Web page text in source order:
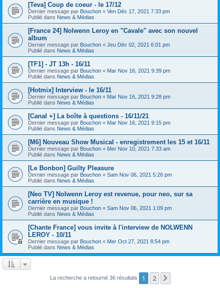
[Teva] Coup de coeur - le 17/12
Dernier message par Bouchon « Ven Déc 17, 2021 7:33 pm
Publié dans News & Médias
[France 24] Nolwenn Leroy en "Cavale" avec son nouvel
album
Dernier message par Bouchon « Jeu Déc 02, 2021 6:01 pm
Publié dans News & Médias
[TF1] - JT 13h - 16/11
Dernier message par Bouchon « Mar Nov 16, 2021 9:39 pm
Publié dans News & Médias
[Hotmix] Interview - le 16/11
Dernier message par Bouchon « Mar Nov 16, 2021 9:28 pm
Publié dans News & Médias
[Canal +] La boîte à questions - 16/11/21
Dernier message par Bouchon « Mar Nov 16, 2021 9:15 pm
Publié dans News & Médias
[M6] Nouveau Show Musical - enregistrement les 15 et 16/11
Dernier message par Bouchon « Mer Nov 10, 2021 7:33 am
Publié dans News & Médias
[Le Bonbon] Guilty Pleasure
Dernier message par Bouchon « Sam Nov 06, 2021 5:26 pm
Publié dans News & Médias
[Neo TV] Nolwenn Leroy est revenue, pour neo, sur sa
carrière en musique !
Dernier message par Bouchon « Sam Nov 06, 2021 1:09 pm
Publié dans News & Médias
[Chante France] vous invite à l'interview de NOLWENN
LEROY - 10/11
Dernier message par Bouchon « Mer Oct 27, 2021 8:54 pm
Publié dans News & Médias
La recherche a retourné 36 résultats 1 2